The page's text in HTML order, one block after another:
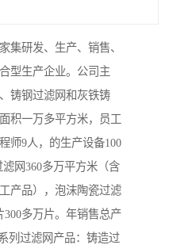
集研发、生产、销售、
型生产企业。公司主
铸钢过滤网和灰铁铸
积一万多平方米，员工
师9人，的生产设备100
网360多万平方米（含
产品），泡沫陶瓷过滤
300多万片。年销售总产
列过滤网产品：铸造过